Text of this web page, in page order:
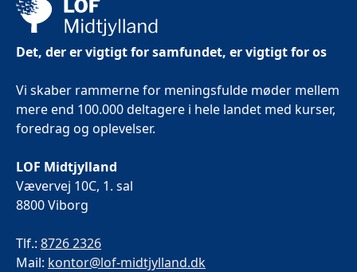
Det, der er vigtigt for samfundet, er vigtigt for os
Vi skaber rammerne for meningsfulde møder mellem
mere end 100.000 deltagere i hele landet med kurser,
foredrag og oplevelser.
LOF Midtjylland
Vævervej 10C, 1. sal
8800 Viborg
Tlf.: 8726 2326
Mail: kontor@lof-midtjylland.dk